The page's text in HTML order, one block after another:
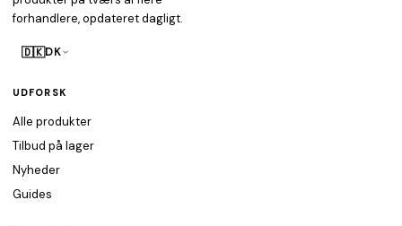
forhandlere, opdateret dagligt.
🇩🇰DK
UDFORSK
Alle produkter
Tilbud på lager
Nyheder
Guides